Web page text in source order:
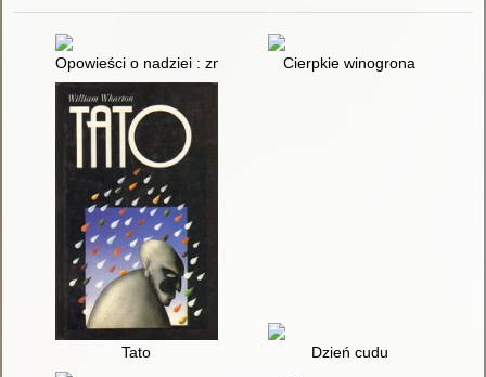
Opowieści o nadziei : znajdowanie inspiracji w codziennym
Cierpkie winogrona
Tato Dzień cudu